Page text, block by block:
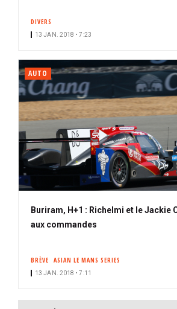
DIVERS
13 JAN. 2018 • 7:23
AUTO
Buriram, H+1 : Richelmi et le Jackie
aux commandes
BRÈVE ASIAN LE MANS SERIES
13 JAN. 2018 • 7:11